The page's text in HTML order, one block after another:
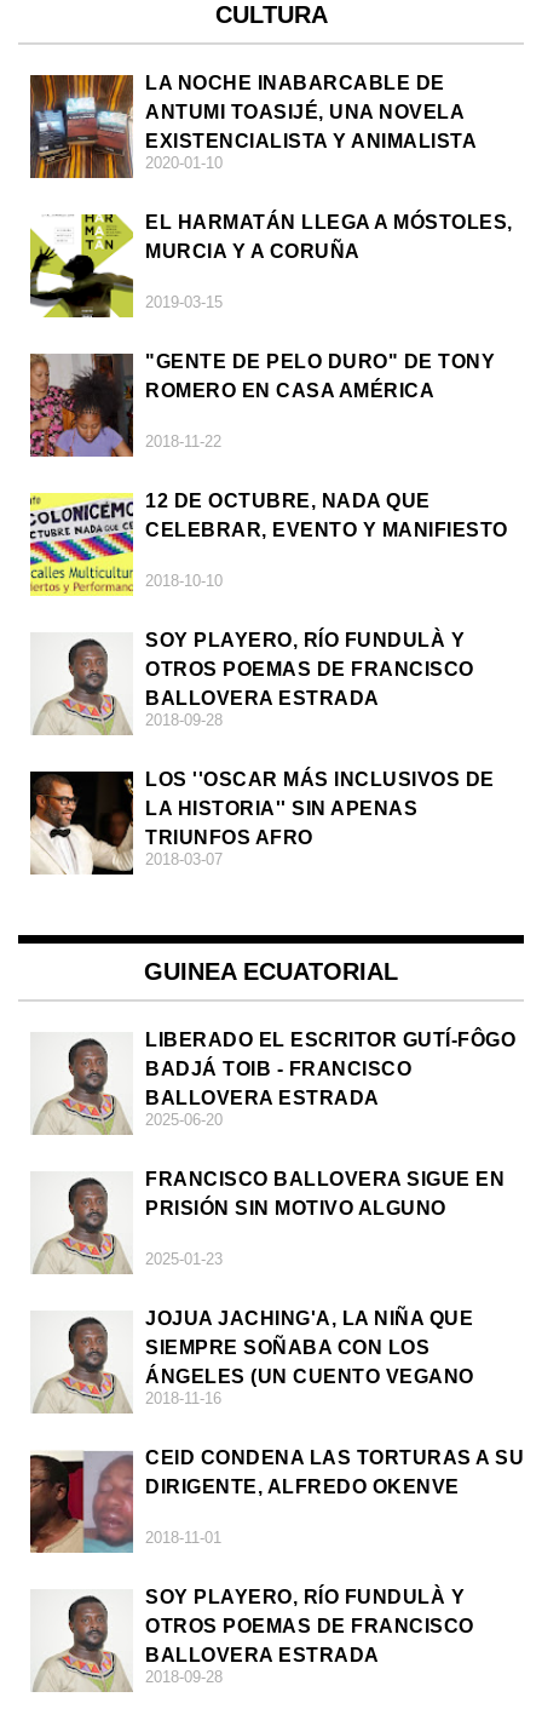
CULTURA
LA NOCHE INABARCABLE DE
ANTUMI TOASIJÉ, UNA NOVELA
EXISTENCIALISTA Y ANIMALISTA
2020-01-10
EL HARMATÁN LLEGA A MÓSTOLES,
MURCIA Y A CORUÑA
2019-03-15
"GENTE DE PELO DURO" DE TONY
ROMERO EN CASA AMÉRICA
2018-11-22
12 DE OCTUBRE, NADA QUE
CELEBRAR, EVENTO Y MANIFIESTO
2018-10-10
SOY PLAYERO, RÍO FUNDULÀ Y
OTROS POEMAS DE FRANCISCO
BALLOVERA ESTRADA
2018-09-28
LOS ''OSCAR MÁS INCLUSIVOS DE
LA HISTORIA'' SIN APENAS
TRIUNFOS AFRO
2018-03-07
GUINEA ECUATORIAL
LIBERADO EL ESCRITOR GUTÍ-FÔGO
BADJÁ TOIB - FRANCISCO
BALLOVERA ESTRADA
2025-06-20
FRANCISCO BALLOVERA SIGUE EN
PRISIÓN SIN MOTIVO ALGUNO
2025-01-23
JOJUA JACHING'A, LA NIÑA QUE
SIEMPRE SOÑABA CON LOS
ÁNGELES (UN CUENTO VEGANO
AFRICANO)
2018-11-16
CEID CONDENA LAS TORTURAS A SU
DIRIGENTE, ALFREDO OKENVE
2018-11-01
SOY PLAYERO, RÍO FUNDULÀ Y
OTROS POEMAS DE FRANCISCO
BALLOVERA ESTRADA
2018-09-28